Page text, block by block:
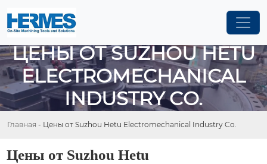
ЦЕНЫ ОТ SUZHOU HETU
ELECTROMECHANICAL
INDUSTRY CO.
Главная - Цены от Suzhou Hetu Electromechanical Industry Co.
Цены от Suzhou Hetu